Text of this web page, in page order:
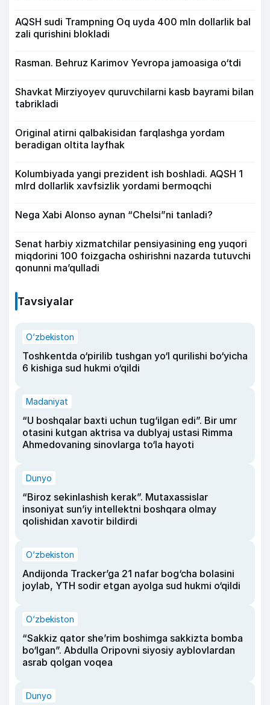
AQSH sudi Trampning Oq uyda 400 mln dollarlik bal
zali qurishini blokladi
Rasman. Behruz Karimov Yevropa jamoasiga o‘tdi
Shavkat Mirziyoyev quruvchilarni kasb bayrami bilan
tabrikladi
Original atirni qalbakisidan farqlashga yordam
beradigan oltita layfhak
Kolumbiyada yangi prezident ish boshladi. AQSH 1
mlrd dollarlik xavfsizlik yordami bermoqchi
Nega Xabi Alonso aynan “Chelsi”ni tanladi?
Senat harbiy xizmatchilar pensiyasining eng yuqori
miqdorini 100 foizgacha oshirishni nazarda tutuvchi
qonunni ma’qulladi
Tavsiyalar
O‘zbekiston
Toshkentda o‘pirilib tushgan yo‘l qurilishi bo‘yicha
6 kishiga sud hukmi o‘qildi
Madaniyat
“U boshqalar baxti uchun tug‘ilgan edi”. Bir umr
otasini kutgan aktrisa va dublyaj ustasi Rimma
Ahmedovaning sinovlarga to‘la hayoti
Dunyo
“Biroz sekinlashish kerak”. Mutaxassislar
insoniyat sun’iy intellektni boshqara olmay
qolishidan xavotir bildirdi
O‘zbekiston
Andijonda Tracker’ga 21 nafar bog‘cha bolasini
joylab, YTH sodir etgan ayolga sud hukmi o‘qildi
O‘zbekiston
“Sakkiz qator she’rim boshimga sakkizta bomba
bo‘lgan”. Abdulla Oripovni siyosiy ayblovlardan
asrab qolgan voqea
Dunyo